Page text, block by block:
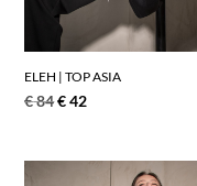
ELEH | TOP ASIA
€84€42